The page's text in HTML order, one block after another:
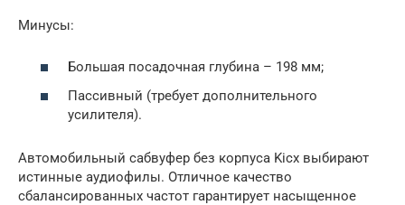
Минусы:
Большая посадочная глубина – 198 мм;
Пассивный (требует дополнительного
усилителя).
Автомобильный сабвуфер без корпуса Kicx выбирают
истинные аудиофилы. Отличное качество
сбалансированных частот гарантирует насыщенное